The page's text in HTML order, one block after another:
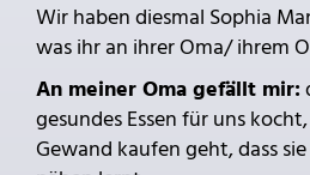
Wir haben diesmal Sophia
was ihr an ihrer Oma/ ihrem
An meiner Oma gefällt mir:
gesundes Essen für uns
Gewand kaufen geht, dass